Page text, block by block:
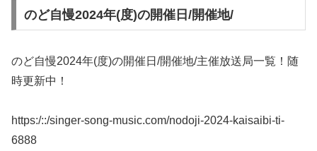
のど自慢2024年(度)の開催日/開催地/
のど自慢2024年(度)の開催日/開催地/主催放送局一覧！随
時更新中！
https:/::/singer-song-music.com/nodoji-2024-kaisaibi-ti-
6888